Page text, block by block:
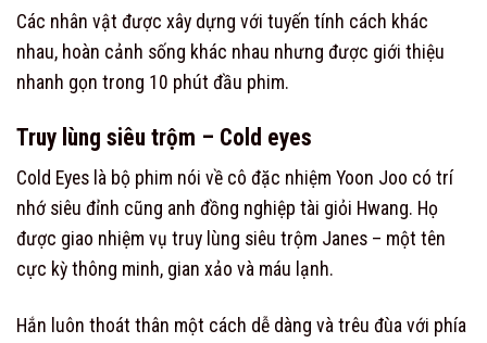
Các nhân vật được xây dựng với tuyến tính cách khác
nhau, hoàn cảnh sống khác nhau nhưng được giới thiệu
nhanh gọn trong 10 phút đầu phim.
Truy lùng siêu trộm – Cold eyes
Cold Eyes là bộ phim nói về cô đặc nhiệm Yoon Joo có trí
nhớ siêu đỉnh cũng anh đồng nghiệp tài giỏi Hwang. Họ
được giao nhiệm vụ truy lùng siêu trộm Janes – một tên
cực kỳ thông minh, gian xảo và máu lạnh.
Hắn luôn thoát thân một cách dễ dàng và trêu đùa với phía